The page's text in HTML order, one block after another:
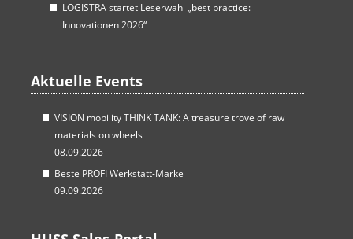
LOGISTRA startet Leserwahl „best practice:
Innovationen 2026“
Aktuelle Events
VISION mobility THINK TANK: A treasure trove of raw
materials on wheels
08.09.2026
Beste PROFI Werkstatt-Marke
09.09.2026